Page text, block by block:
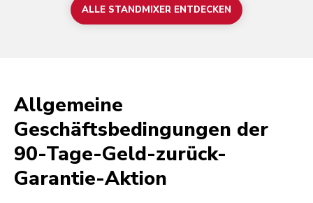
ALLE STANDMIXER ENTDECKEN
Allgemeine
Geschäftsbedingungen der
90-Tage-Geld-zurück-
Garantie-Aktion